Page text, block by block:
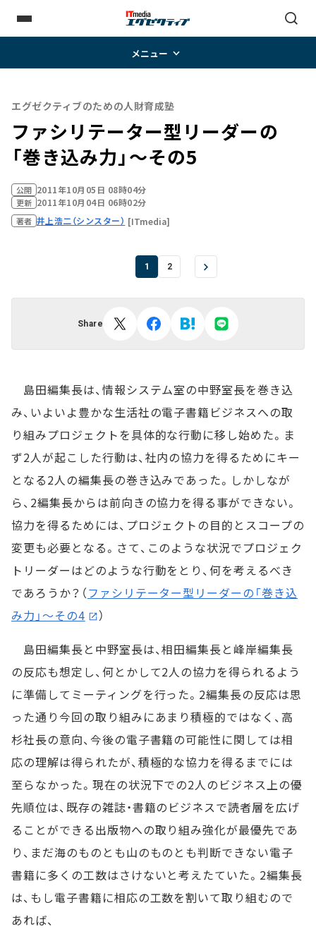
メニュー
エグゼクティブのための人財育成塾
ファシリテーター型リーダーの
「巻き込み力」～その5
公開 2011年10月05日 08時04分
更新 2011年10月04日 06時02分
著者 井上浩二（シンスター） [ITmedia]
1 2
Share
島田編集長は、情報システム室の中野室長を巻き込
み、いよいよ豊かな生活社の電子書籍ビジネスへの取
り組みプロジェクトを具体的な行動に移し始めた。ま
ず2人が起こした行動は、社内の協力を得るためにキー
となる2人の編集長の巻き込みであった。しかしなが
ら、2編集長からは前向きの協力を得る事ができない。
協力を得るためには、プロジェクトの目的とスコープの
変更も必要となる。さて、このような状況でプロジェク
トリーダーはどのような行動をとり、何を考えるべき
であろうか？（ファシリテーター型リーダーの「巻き込
み力」～その4
）
島田編集長と中野室長は、相田編集長と峰岸編集長
の反応も想定し、何とかして2人の協力を得られるよう
に準備してミーティングを行った。2編集長の反応は思
った通り今回の取り組みにあまり積極的ではなく、高
杉社長の意向、今後の電子書籍の可能性に関しては相
応の理解は得られたが、積極的な協力を得るまでには
至らなかった。現在の状況下での2人のビジネス上の優
先順位は、既存の雑誌・書籍のビジネスで読者層を広げ
ることができる出版物への取り組み強化が最優先であ
り、まだ海のものとも山のものとも判断できない電子
書籍に多くの工数はさけないと考えたていた。2編集長
は、もし電子書籍に相応の工数を割いて取り組むので
あれば、